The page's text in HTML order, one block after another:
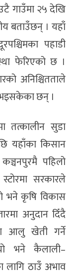
गाउँमा २५ देखि
बताउँछन् । यहाँ
पहाडी
फेरिएको छ ।
अनिश्चितताले
छन् ।
तत्कालीन सुडा
यहाँका किसान
पहिलो
सरकारले
भने कृषि विकास
अनुदान दिँदै
आलु खेती गर्ने
भने कैलाली–
लागि ठाउँ अभाव